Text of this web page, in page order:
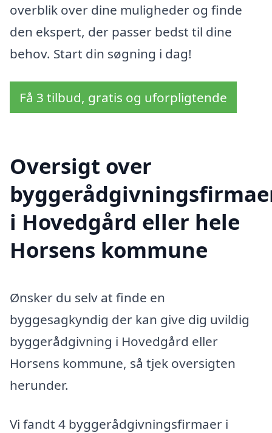
overblik over dine muligheder og finde
den ekspert, der passer bedst til dine
behov. Start din søgning i dag!
Få 3 tilbud, gratis og uforpligtende
Oversigt over
i Hovedgård eller hele
Horsens kommune
Ønsker du selv at finde en
byggesagkyndig der kan give dig uvildig
byggerådgivning i Hovedgård eller
Horsens kommune, så tjek oversigten
herunder.
Vi fandt 4 byggerådgivningsfirmaer i